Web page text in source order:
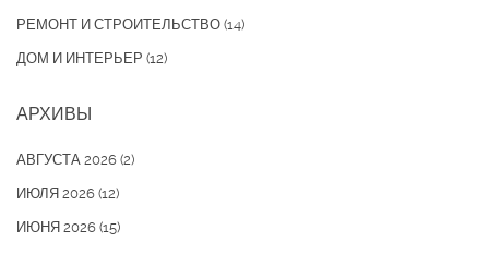
РЕМОНТ И СТРОИТЕЛЬСТВО (14)
ДОМ И ИНТЕРЬЕР (12)
АРХИВЫ
АВГУСТА 2026 (2)
ИЮЛЯ 2026 (12)
ИЮНЯ 2026 (15)